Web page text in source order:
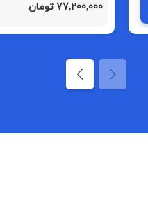
77,200,000 تومان